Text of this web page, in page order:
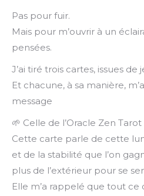
Pas pour fuir.
Mais pour m’ouvrir à un
pensées.
J’ai tiré trois cartes, issues de
Et chacune, à sa manière,
message
🌱 Celle de l’Oracle Zen
Cette carte parle de cette
et de la stabilité que l’on
plus de l’extérieur pour se
Elle m’a rappelé que tout ce